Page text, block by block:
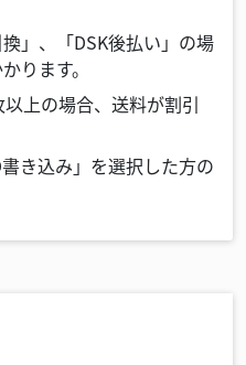
」、「DSK後払い」の場
ります。
上の場合、送料が割引
き込み」を選択した方の